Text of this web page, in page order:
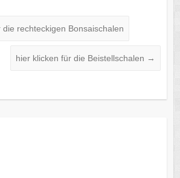
die rechteckigen Bonsaischalen
hier klicken für die Beistellschalen →